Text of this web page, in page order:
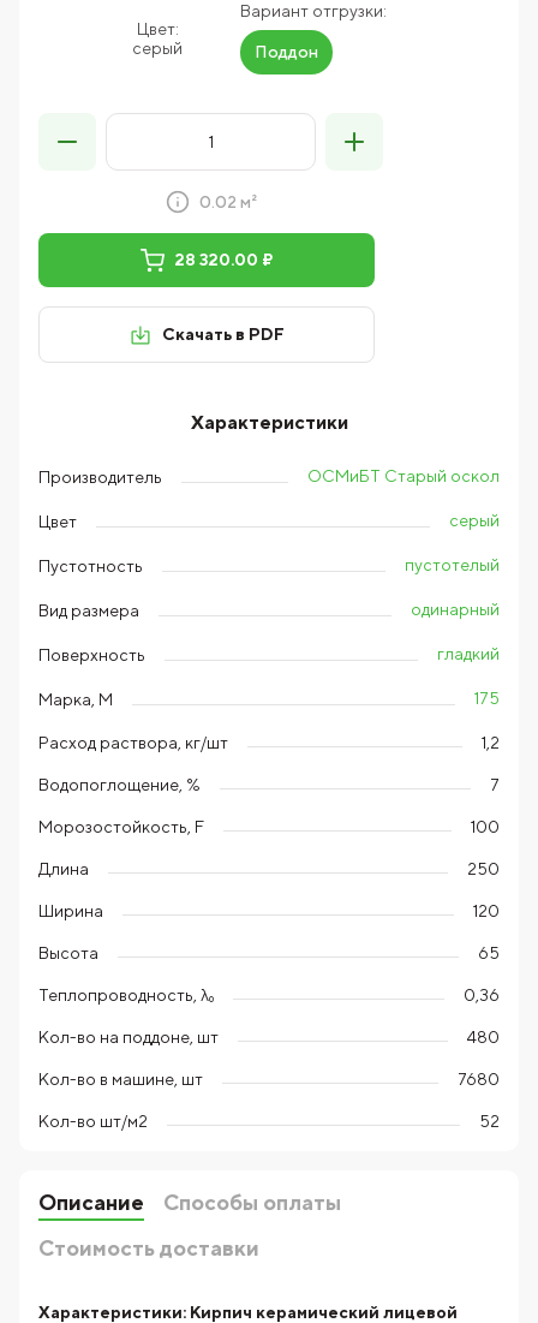
Цвет:
серый
Вариант отгрузки:
Поддон
0.02 м²
28 320.00 ₽
Скачать в PDF
Характеристики
Производитель ОСМиБТ Старый оскол
Цвет серый
Пустотность пустотелый
Вид размера одинарный
Поверхность гладкий
Марка, М 175
Расход раствора, кг/шт 1,2
Водопоглощение, % 7
Морозостойкость, F 100
Длина 250
Ширина 120
Высота 65
Теплопроводность, λ₀ 0,36
Кол-во на поддоне, шт 480
Кол-во в машине, шт 7680
Кол-во шт/м2 52
Описание
Способы оплаты
Стоимость доставки
Характеристики: Кирпич керамический лицевой